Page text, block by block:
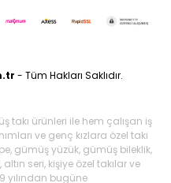
- Tüm Hakları Saklıdır.
takı ürünleri ile hem çalışan iş
ve genç kızlara özel takı
gümüş yüzük, gümüş bileklik,
seri, kişiye özel takılar ve
yılından bugüne